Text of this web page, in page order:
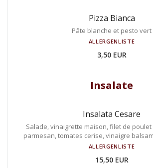
Pizza Bianca
Pâte blanche et pesto vert
ALLERGENLISTE
3,50 EUR
Insalate
Insalata Cesare
Salade, vinaigrette maison, filet de
parmesan, tomates cerise, vinaigre
ALLERGENLISTE
15,50 EUR